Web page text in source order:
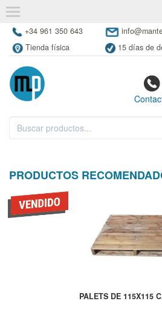
+34 961 350 643
Tienda física
15 días de
PRODUCTOS
PALETS DE 115X115